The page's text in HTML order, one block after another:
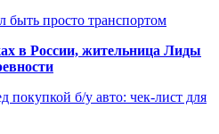
быть просто транспортом
в России, жительница Лиды
покупкой б/у авто: чек-лист для